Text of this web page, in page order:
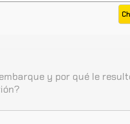
y por qué le